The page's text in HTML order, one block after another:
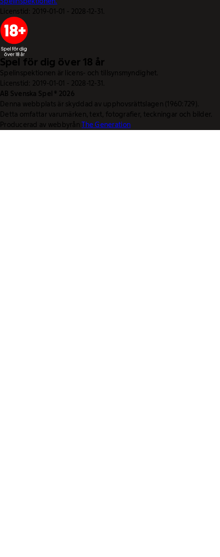
Licenstid: 2019-01-01 - 2028-12-31.
Spel för dig över 18 år
Spelinspektionen är licens- och tillsynsmyndighet.
Licenstid: 2019-01-01 - 2028-12-31.
AB Svenska Spel © 2026
Denna webbplats är skyddad av upphovsrättslagen (1960:729).
Detta omfattar varumärken, text, fotografier, teckningar och bilder.
Producerad av webbyrånThe Generation